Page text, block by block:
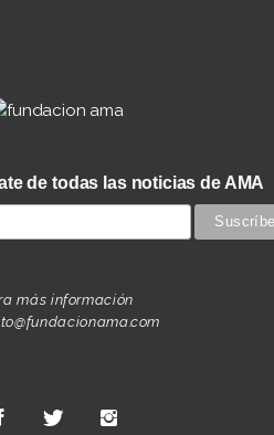
de todas las noticias de AMA
más información